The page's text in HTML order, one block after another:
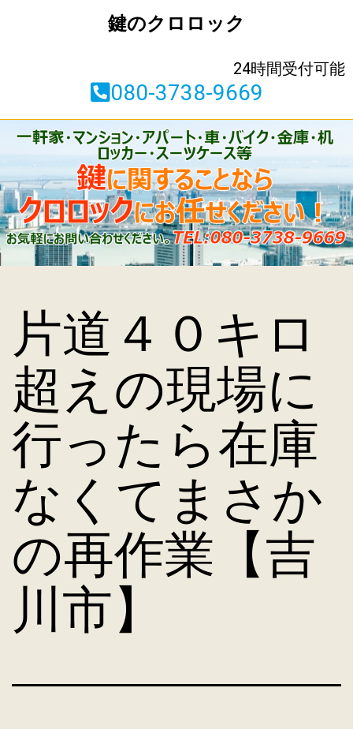
鍵のクロロック
24時間受付可能
080-3738-9669
片道４０キロ
超えの現場に
行ったら在庫
なくてまさか
の再作業【吉
川市】